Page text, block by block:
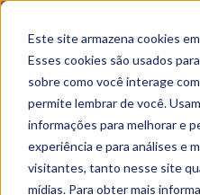
Este site armazena cookies
Esses cookies são usados
sobre como você interage
permite lembrar de você.
informações para melhorar e
experiência e para análises e
visitantes, tanto nesse site
mídias. Para obter mais